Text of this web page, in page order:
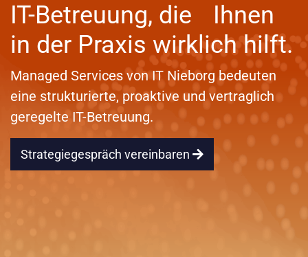
IT-Betreuung, die Ihnen
in der Praxis wirklich hilft.
Managed Services von IT Nieborg bedeuten
eine strukturierte, proaktive und vertraglich
geregelte IT-Betreuung.
Strategiegespräch vereinbaren